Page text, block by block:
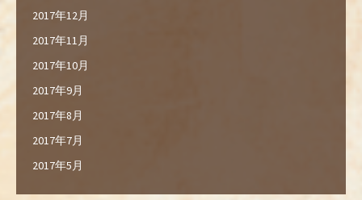
2017年12月
2017年11月
2017年10月
2017年9月
2017年8月
2017年7月
2017年5月